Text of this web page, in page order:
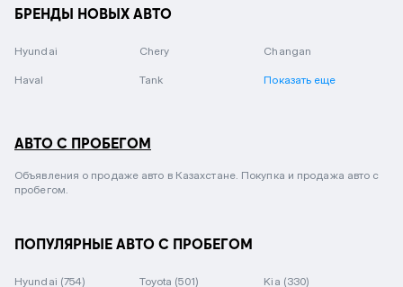
БРЕНДЫ НОВЫХ АВТО
Hyundai Chery Changan
Haval Tank Показать еще
АВТО С ПРОБЕГОМ
Объявления о продаже авто в Казахстане. Покупка и продажа авто с
пробегом.
ПОПУЛЯРНЫЕ АВТО С ПРОБЕГОМ
Hyundai (754) Toyota (501) Kia (330)